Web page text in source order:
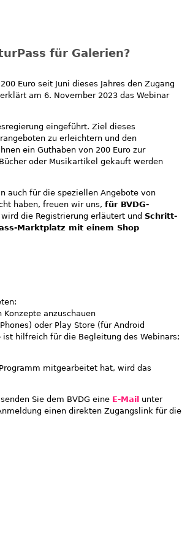
für Galerien?
Euro seit Juni dieses Jahres den Zugang
am 6. November 2023 das Webinar
eingeführt. Ziel dieses
zu erleichtern und den
ein Guthaben von 200 Euro zur
oder Musikartikel gekauft werden
auch für die speziellen Angebote von
haben, freuen wir uns, für BVDG-
die Registrierung erläutert und Schritt-
Marktplatz mit einem Shop
Konzepte anzuschauen
oder Play Store (für Android
hilfreich für die Begleitung des Webinars;
mitgearbeitet hat, wird das
Sie dem BVDG eine E-Mail unter
einen direkten Zugangslink für die